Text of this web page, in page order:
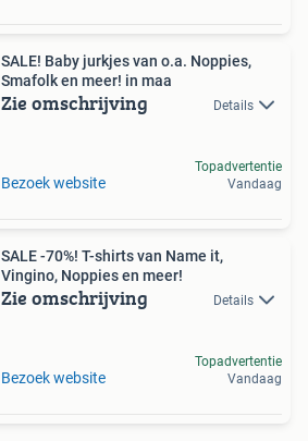
SALE! Baby jurkjes van o.a. Noppies,
Smafolk en meer! in maa
Zie omschrijving Details
Bezoek website
Topadvertentie
Vandaag
SALE -70%! T-shirts van Name it,
Vingino, Noppies en meer!
Zie omschrijving Details
Bezoek website
Topadvertentie
Vandaag